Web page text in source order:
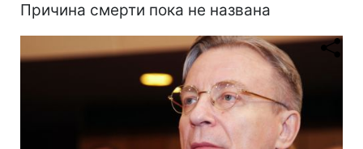
Причина смерти пока не названа